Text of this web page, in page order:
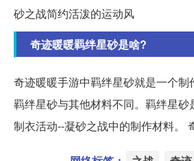
砂之战简约活泼的运动风
奇迹暖暖羁绊星砂是啥?
奇迹暖暖手游中羁绊星砂就是一个制
羁绊星砂与其他材料不同。羁绊星
制衣活动--凝砂之战中的制作材料。